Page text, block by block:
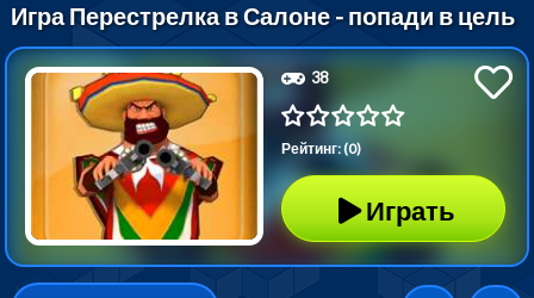
Игра Перестрелка в Салоне - попади в цель
38
Рейтинг: (0)
Играть